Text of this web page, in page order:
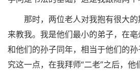
那时，两位老人对我抱有很大
来教我。我是他们最小的弟子，在
和他们的孙子同年，相当于他们的
究这一点，在我拜师“二老”之后，